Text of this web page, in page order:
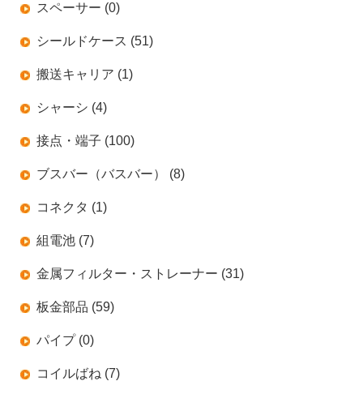
スペーサー (0)
シールドケース (51)
搬送キャリア (1)
シャーシ (4)
接点・端子 (100)
ブスバー（バスバー） (8)
コネクタ (1)
組電池 (7)
金属フィルター・ストレーナー (31)
板金部品 (59)
パイプ (0)
コイルばね (7)